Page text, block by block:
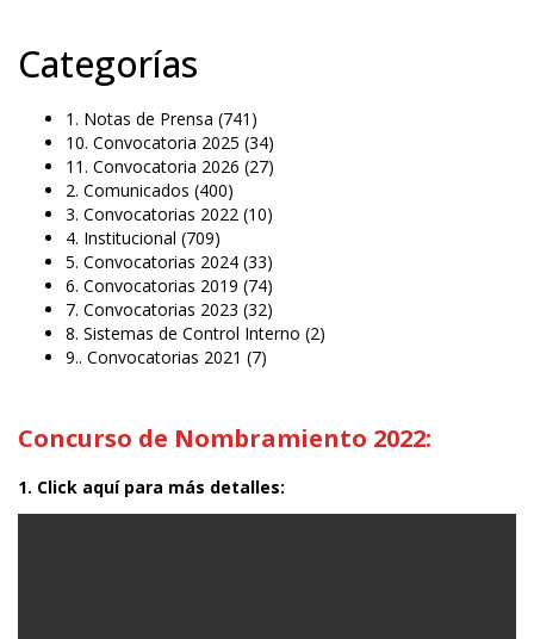
Categorías
1. Notas de Prensa (741)
10. Convocatoria 2025 (34)
11. Convocatoria 2026 (27)
2. Comunicados (400)
3. Convocatorias 2022 (10)
4. Institucional (709)
5. Convocatorias 2024 (33)
6. Convocatorias 2019 (74)
7. Convocatorias 2023 (32)
8. Sistemas de Control Interno (2)
9.. Convocatorias 2021 (7)
Concurso de Nombramiento 2022:
1. Click aquí para más detalles: